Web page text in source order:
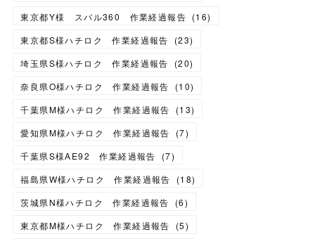
東京都Y様 スバル360 作業経過報告 (16)
東京都S様ハチロク 作業経過報告
(23)
埼玉県S様ハチロク 作業経過報告
(20)
奈良県O様ハチロク 作業経過報告
(10)
千葉県M様ハチロク 作業経過報告
(13)
愛知県M様ハチロク 作業経過報告
(7)
千葉県S様AE92 作業経過報告
(7)
福島県W様ハチロク 作業経過報告
(18)
茨城県N様ハチロク 作業経過報告
(6)
東京都M様ハチロク 作業経過報告
(5)